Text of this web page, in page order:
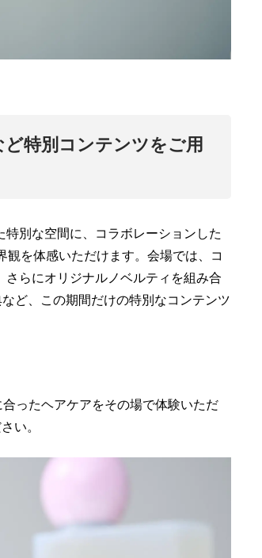
特別コンテンツをご用
別な空間に、コラボレーションした
を体感いただけます。会場では、コ
らにオリジナルノベルティを組み合
ど、この期間だけの特別なコンテンツ
ったヘアケアをその場で体験いただ
い。